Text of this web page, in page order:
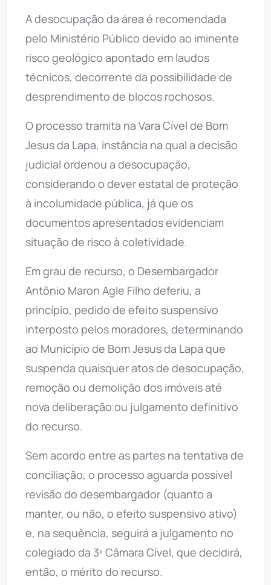
A desocupação da área é recomendada
pelo Ministério Público devido ao iminente
risco geológico apontado em laudos
técnicos, decorrente da possibilidade de
desprendimento de blocos rochosos.
O processo tramita na Vara Cível de Bom
Jesus da Lapa, instância na qual a decisão
judicial ordenou a desocupação,
considerando o dever estatal de proteção
à incolumidade pública, já que os
documentos apresentados evidenciam
situação de risco à coletividade.
Em grau de recurso, o Desembargador
Antônio Maron Agle Filho deferiu, a
princípio, pedido de efeito suspensivo
interposto pelos moradores, determinando
ao Município de Bom Jesus da Lapa que
suspenda quaisquer atos de desocupação,
remoção ou demolição dos imóveis até
nova deliberação ou julgamento definitivo
do recurso.
Sem acordo entre as partes na tentativa de
conciliação, o processo aguarda possível
revisão do desembargador (quanto a
manter, ou não, o efeito suspensivo ativo)
e, na sequência, seguirá a julgamento no
colegiado da 3ª Câmara Cível, que decidirá,
então, o mérito do recurso.